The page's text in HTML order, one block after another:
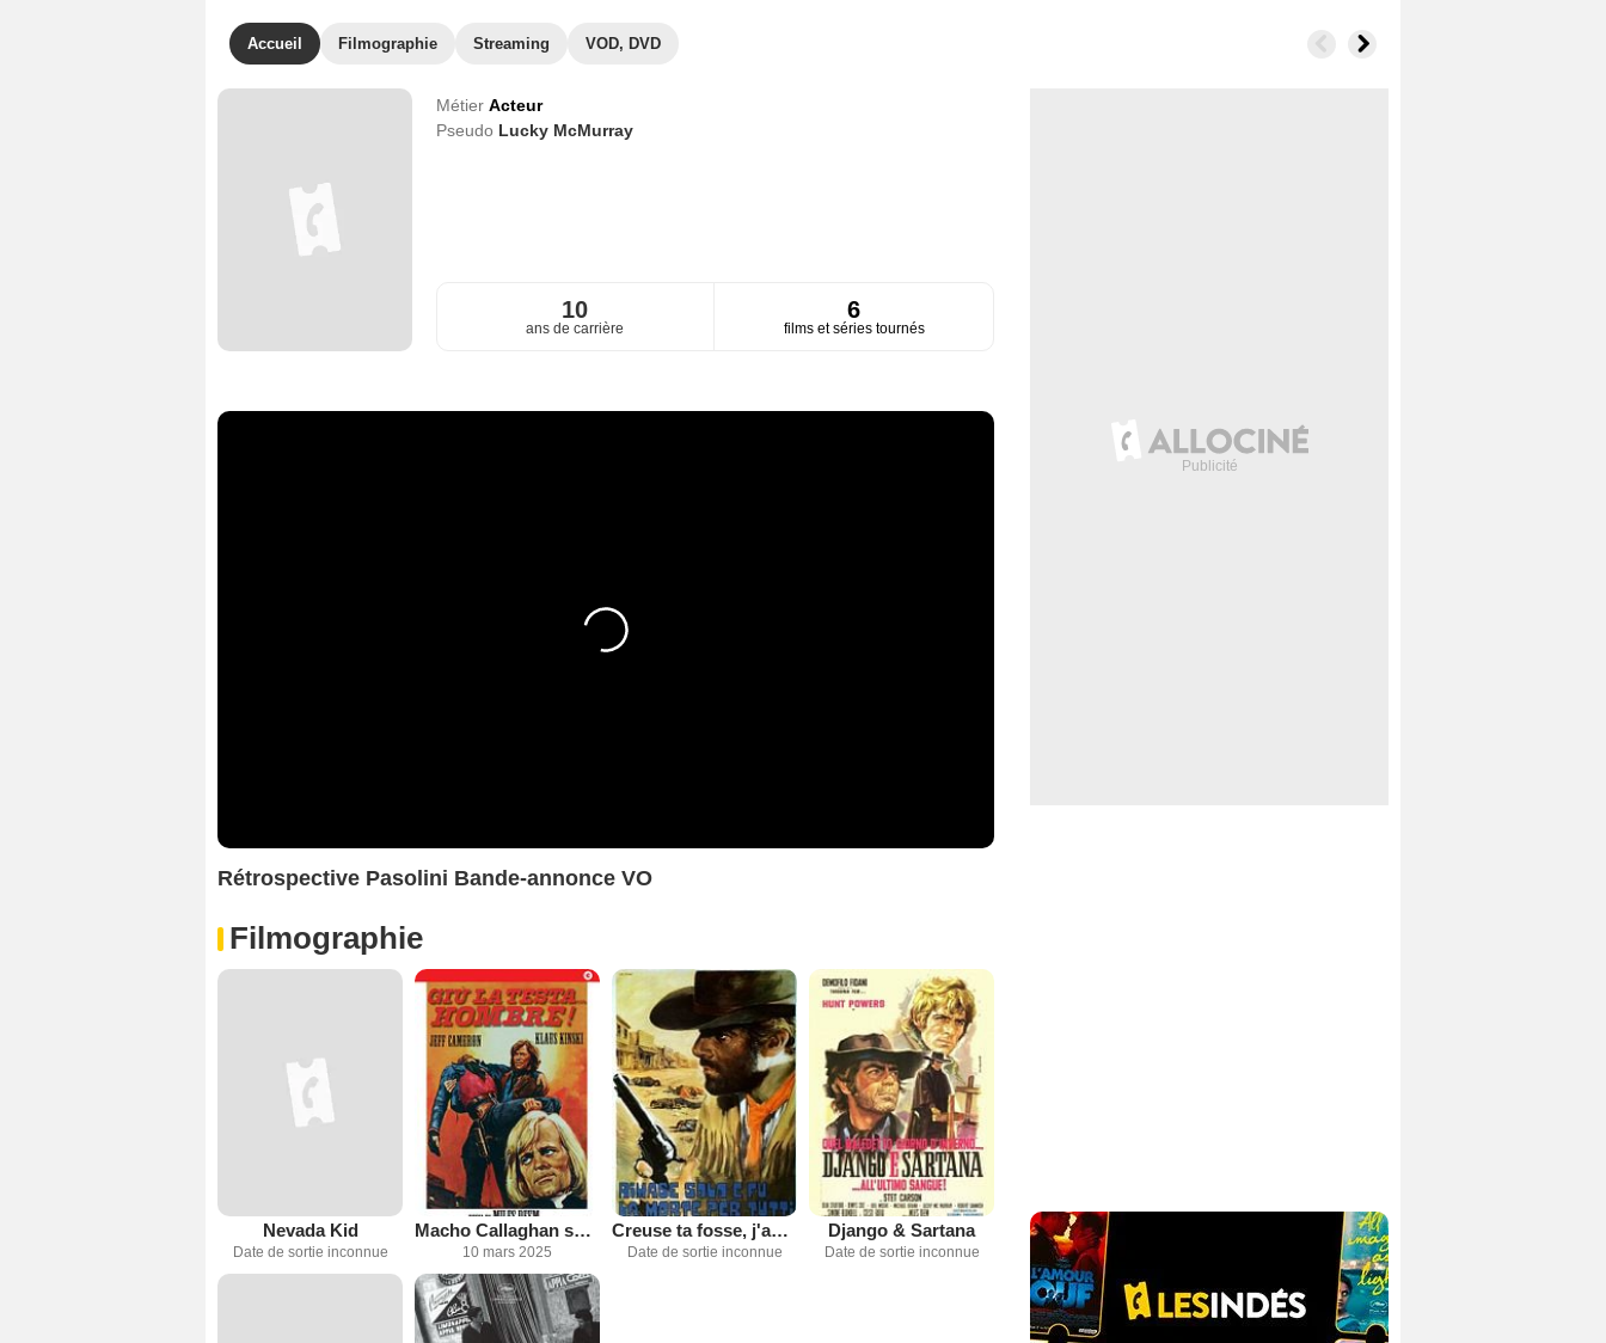
Accueil Filmographie Streaming VOD, DVD
Métier Acteur
Pseudo Lucky McMurray
10
ans de carrière
6
films et séries tournés
Rétrospective Pasolini Bande-annonce VO
Filmographie
Nevada Kid
Date de sortie inconnue
Macho Callaghan se déchaîne
10 mars 2025
Creuse ta fosse, j'aurai ta peau
Date de sortie inconnue
Django & Sartana
Date de sortie inconnue